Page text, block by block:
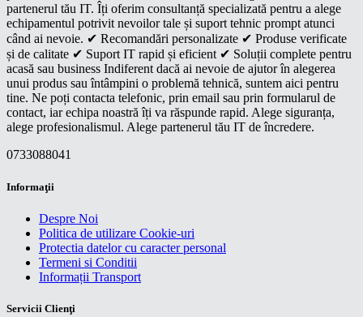
partenerul tău IT. Îți oferim consultanță specializată pentru a alege
echipamentul potrivit nevoilor tale și suport tehnic prompt atunci
când ai nevoie. ✔ Recomandări personalizate ✔ Produse verificate
și de calitate ✔ Suport IT rapid și eficient ✔ Soluții complete pentru
acasă sau business Indiferent dacă ai nevoie de ajutor în alegerea
unui produs sau întâmpini o problemă tehnică, suntem aici pentru
tine. Ne poți contacta telefonic, prin email sau prin formularul de
contact, iar echipa noastră îți va răspunde rapid. Alege siguranța,
alege profesionalismul. Alege partenerul tău IT de încredere.
0733088041
Informaţii
Despre Noi
Politica de utilizare Cookie-uri
Protectia datelor cu caracter personal
Termeni si Conditii
Informații Transport
Servicii Clienţi